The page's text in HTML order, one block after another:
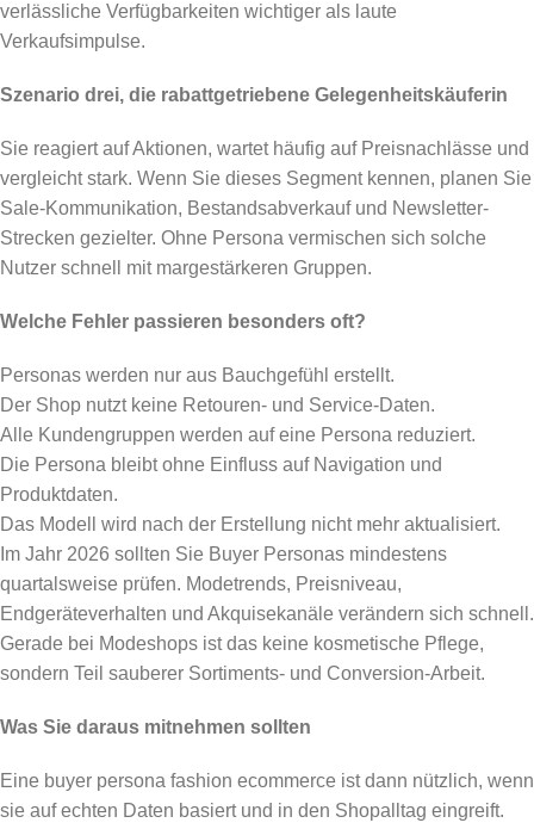
verlässliche Verfügbarkeiten wichtiger als laute
Verkaufsimpulse.
Szenario drei, die rabattgetriebene Gelegenheitskäuferin
Sie reagiert auf Aktionen, wartet häufig auf Preisnachlässe und
vergleicht stark. Wenn Sie dieses Segment kennen, planen Sie
Sale-Kommunikation, Bestandsabverkauf und Newsletter-
Strecken gezielter. Ohne Persona vermischen sich solche
Nutzer schnell mit margestärkeren Gruppen.
Welche Fehler passieren besonders oft?
Personas werden nur aus Bauchgefühl erstellt.
Der Shop nutzt keine Retouren- und Service-Daten.
Alle Kundengruppen werden auf eine Persona reduziert.
Die Persona bleibt ohne Einfluss auf Navigation und
Produktdaten.
Das Modell wird nach der Erstellung nicht mehr aktualisiert.
Im Jahr 2026 sollten Sie Buyer Personas mindestens
quartalsweise prüfen. Modetrends, Preisniveau,
Endgeräteverhalten und Akquisekanäle verändern sich schnell.
Gerade bei Modeshops ist das keine kosmetische Pflege,
sondern Teil sauberer Sortiments- und Conversion-Arbeit.
Was Sie daraus mitnehmen sollten
Eine buyer persona fashion ecommerce ist dann nützlich, wenn
sie auf echten Daten basiert und in den Shopalltag eingreift.